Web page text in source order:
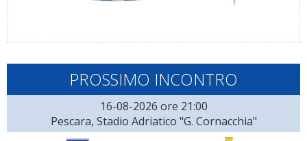
PROSSIMO INCONTRO
16-08-2026 ore 21:00
Pescara, Stadio Adriatico "G. Cornacchia"